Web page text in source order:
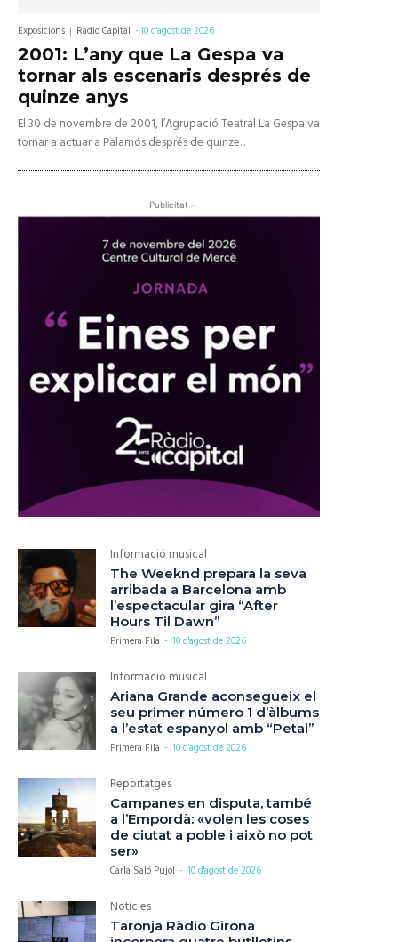
Exposicions Ràdio Capital -10 d'agost de 2026
2001: L’any que La Gespa va
tornar als escenaris després de
quinze anys
El 30 de novembre de 2001, l’Agrupació Teatral La Gespa va
tornar a actuar a Palamós després de quinze...
- Publicitat -
Informació musical
The Weeknd prepara la seva
arribada a Barcelona amb
l’espectacular gira “After
Hours Til Dawn”
Primera Fila - 10 d'agost de 2026
Informació musical
Ariana Grande aconsegueix el
seu primer número 1 d’àlbums
a l’estat espanyol amb “Petal”
Primera Fila - 10 d'agost de 2026
Reportatges
Campanes en disputa, també
a l’Empordà: «volen les coses
de ciutat a poble i això no pot
ser»
Carla Saló Pujol - 10 d'agost de 2026
Notícies
Taronja Ràdio Girona